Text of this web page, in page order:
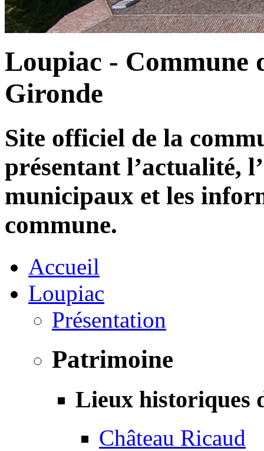
Loupiac - Commune
Gironde
Site officiel de la
présentant l’actualité,
municipaux et les
commune.
Accueil
Loupiac
Présentation
Patrimoine
Lieux historiques
Château Ricaud